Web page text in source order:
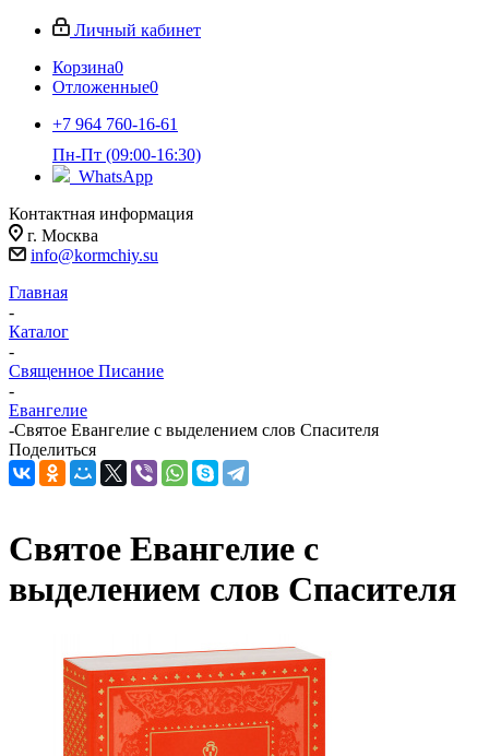
Личный кабинет
Корзина0
Отложенные0
+7 964 760-16-61
Пн-Пт (09:00-16:30)
WhatsApp
Контактная информация
г. Москва
info@kormchiy.su
Главная
-
Каталог
-
Священное Писание
-
Евангелие
-Святое Евангелие с выделением слов Спасителя
Поделиться
Святое Евангелие с
выделением слов Спасителя